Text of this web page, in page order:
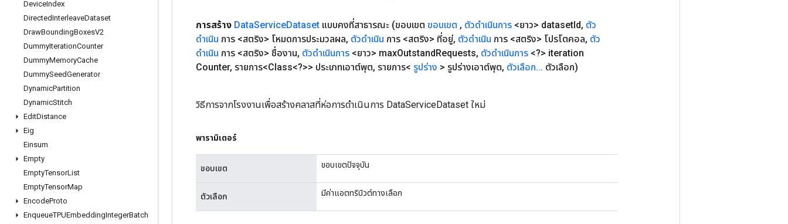
DeviceIndex
DirectedInterleaveDataset
DrawBoundingBoxesV2
DummyIterationCounter
DummyMemoryCache
DummySeedGenerator
DynamicPartition
DynamicStitch
EditDistance
Eig
Einsum
Empty
EmptyTensorList
EmptyTensorMap
EncodeProto
EnqueueTPUEmbeddingIntegerBatch
การสร้าง DataServiceDataset แบบคงที่สาธารณะ (ขอบเขต ขอบเขต , ตัวดำเนินการ <ยาว> datasetId, ตัว
ดำเนิน การ <สตริง> โหมดการประมวลผล, ตัวดำเนิน การ <สตริง> ที่อยู่, ตัวดำเนิน การ <สตริง> โปรโตคอล, ตัว
ดำเนิน การ <สตริง> ชื่องาน, ตัวดำเนินการ <ยาว> maxOutstandRequests, ตัวดำเนินการ <?> iteration
Counter, รายการ<Class<?>> ประเภทเอาต์พุต, รายการ< รูปร่าง > รูปร่างเอาต์พุต, ตัวเลือก... ตัวเลือก)
วิธีการจากโรงงานเพื่อสร้างคลาสที่ห่อการดำเนินการ DataServiceDataset ใหม่
พารามิเตอร์
ขอบเขต ขอบเขตปัจจุบัน
ตัวเลือก มีค่าแอตทริบิวต์ทางเลือก